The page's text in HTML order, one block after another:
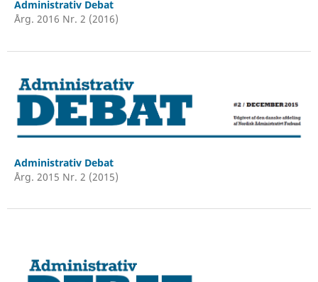
Administrativ Debat
Årg. 2016 Nr. 2 (2016)
Administrativ Debat
Årg. 2015 Nr. 2 (2015)